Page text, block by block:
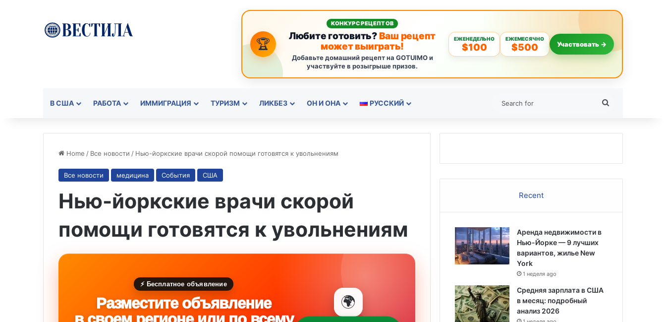
🏆
КОНКУРС РЕЦЕПТОВ
Любите готовить?Ваш рецепт
может выиграть!
Добавьте домашний рецепт на GOTUIMO и
участвуйте в розыгрыше призов.
ЕЖЕНЕДЕЛЬНО
$100
ЕЖЕМЕСЯЧНО
$500 Участвовать →
В США РАБОТА ИММИГРАЦИЯ ТУРИЗМ ЛИКБЕЗ ОН И ОНА РУССКИЙ
Home / Все новости / Нью-йоркские врачи скорой помощи готовятся к увольнениям
Все новости медицина События США
Нью-йоркские врачи скорой
помощи готовятся к увольнениям
⚡ Бесплатное объявление
Разместите объявление
🌍
Recent
Аренда недвижимости в
Нью-Йорке — 9 лучших
вариантов, жилье New
York
1 неделя ago
Средняя зарплата в США
в месяц: подробный
анализ 2026